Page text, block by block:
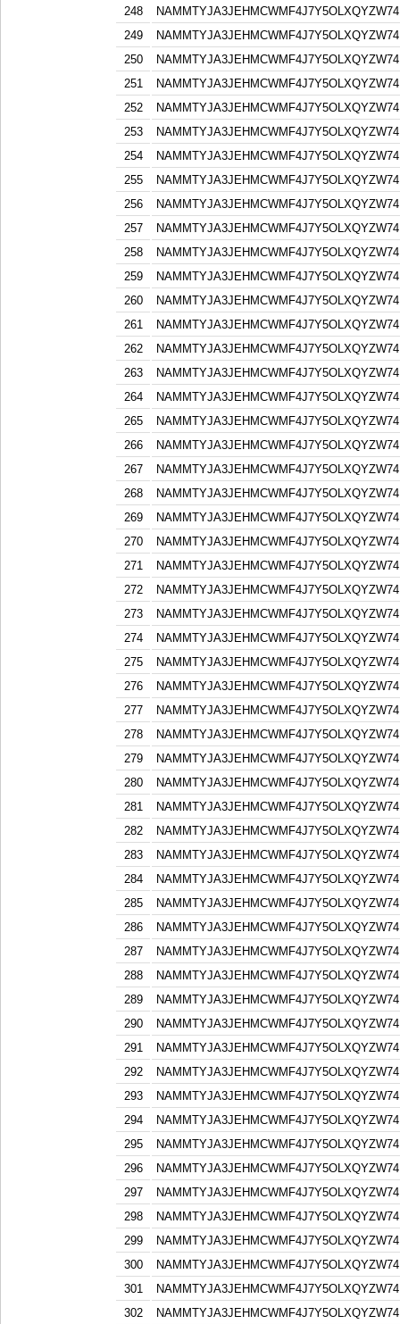
248
249
250
251
252
253
254
255
256
257
258
259
260
261
262
263
264
265
266
267
268
269
270
271
272
273
274
275
276
277
278
279
280
281
282
283
284
285
286
287
288
289
290
291
292
293
294
295
296
297
298
299
300
301
302